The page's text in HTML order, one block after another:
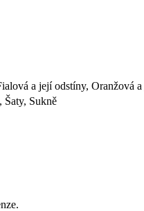
a její odstíny, Oranžová
, Šaty, Sukně